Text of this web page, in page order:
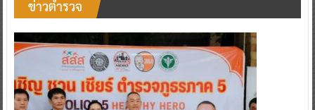
ข่าวตำรวจ